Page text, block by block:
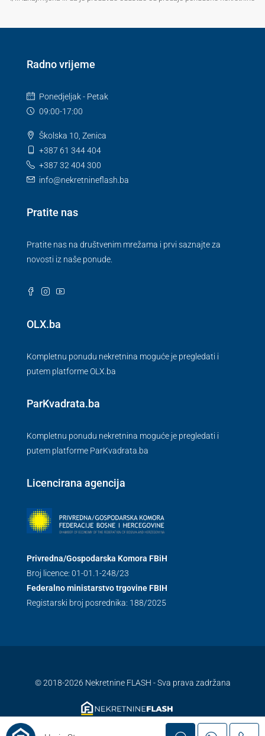
Radno vrijeme
Ponedjeljak - Petak
09:00-17:00
Školska 10, Zenica
+387 61 344 404
+387 32 404 300
info@nekretnineflash.ba
Pratite nas
Pratite nas na društvenim mrežama i prvi saznajte za
novosti iz naše ponude.
OLX.ba
Kompletnu ponudu nekretnina moguće je pregledati i
putem platforme OLX.ba
ParKvadrata.ba
Kompletnu ponudu nekretnina moguće je pregledati i
putem platforme ParKvadrata.ba
Licencirana agencija
Privredna/Gospodarska Komora FBiH
Broj licence: 01-01.1-248/23
Federalno ministarstvo trgovine FBIH
Registarski broj posrednika: 188/2025
© 2018-2026 Nekretnine FLASH - Sva prava zadržana